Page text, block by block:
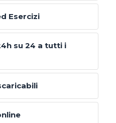
Esercizi
su 24 a tutti i